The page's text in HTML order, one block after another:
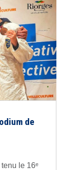
de
le 16ᵉ